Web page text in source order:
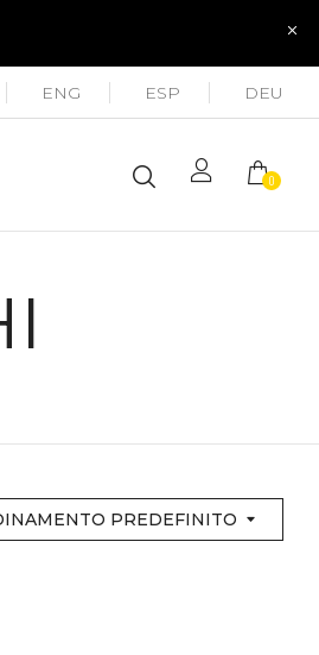
ENG ESP DEU
0
PREDEFINITO